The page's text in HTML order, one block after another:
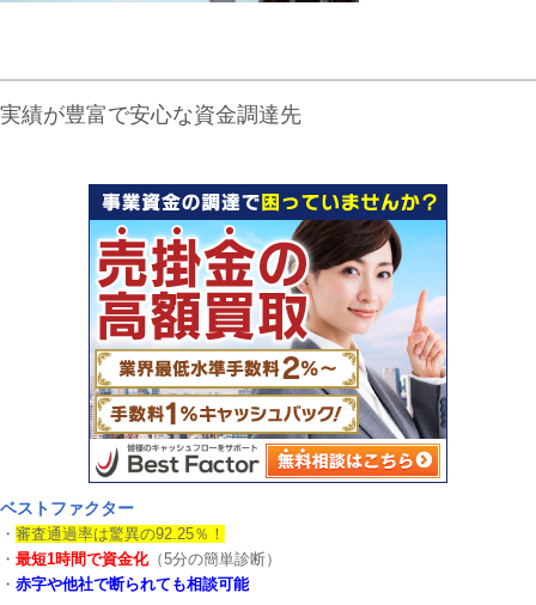
実績が豊富で安心な資金調達先
ベストファクター
・ 審査通過率は驚異の92.25％！
・ 最短1時間で資金化（5分の簡単診断）
・ 赤字や他社で断られても相談可能